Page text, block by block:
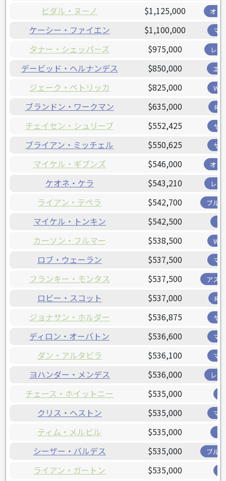
ビダル・ヌーノ $1,125,000 オリ
ケーシー・ファイエン $1,100,000 マ
タナー・シェッパーズ $975,000 レン
デービッド・ヘルナンデス $850,000 エ
ジェーク・ペトリッカ $825,000 W
ブランドン・ワークマン $635,000 R
チェイセン・シュリーブ $552,425 ヤ
ブライアン・ミッチェル $550,625 ヤ
マイケル・ギブンズ $546,000 オリ
ケオネ・ケラ $543,210 レン
ライアン・テペラ $542,700 ブル
マイケル・トンキン $542,500 ツ
カーソン・フルマー $538,500 W
ロブ・ウェーラン $537,500 マ
フランキー・モンタス $537,500 アス
ロビー・スコット $537,000 R
ジョナサン・ホルダー $536,875 ヤ
ディロン・オーバトン $536,600 マ
ダン・アルタビラ $536,100 マ
ヨハンダー・メンデス $536,000 レン
チェース・ホイットニー $535,000
クリス・ヘストン $535,000 マ
ティム・メルビル $535,000 ツ
シーザー・バルデス $535,000 ブル
ライアン・ガートン $535,000